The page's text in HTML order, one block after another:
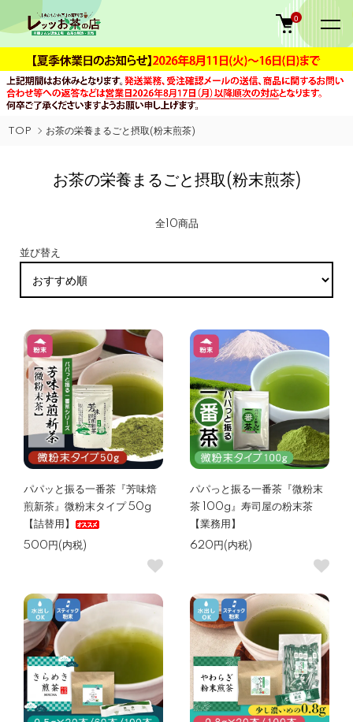
0
TOP お茶の栄養まるごと摂取(粉末煎茶)
お茶の栄養まるごと摂取(粉末煎茶)
全10商品
並び替え
パパッと振る一番茶『芳味焙
煎新茶』微粉末タイプ 50g
【詰替用】
500円(内税)
パパっと振る一番茶『微粉末
茶 100g』寿司屋の粉末茶
【業務用】
620円(内税)